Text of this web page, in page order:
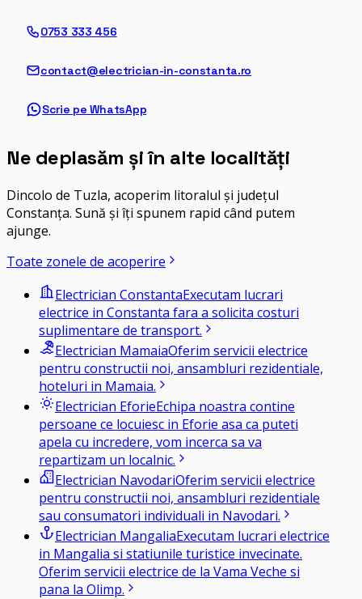
0753 333 456
contact@electrician-in-constanta.ro
Scrie pe WhatsApp
Ne deplasăm și în alte localități
Dincolo de Tuzla, acoperim litoralul și județul
Constanța. Sună și îți spunem rapid când putem
ajunge.
Toate zonele de acoperire
Electrician ConstantaExecutam lucrari
electrice in Constanta fara a solicita costuri
suplimentare de transport.
Electrician MamaiaOferim servicii electrice
pentru constructii noi, ansambluri rezidentiale,
hoteluri in Mamaia.
Electrician EforieEchipa noastra contine
persoane ce locuiesc in Eforie asa ca puteti
apela cu incredere, vom incerca sa va
repartizam un localnic.
Electrician NavodariOferim servicii electrice
pentru constructii noi, ansambluri rezidentiale
sau consumatori individuali in Navodari.
Electrician MangaliaExecutam lucrari electrice
in Mangalia si statiunile turistice invecinate.
Oferim servicii electrice de la Vama Veche si
pana la Olimp.